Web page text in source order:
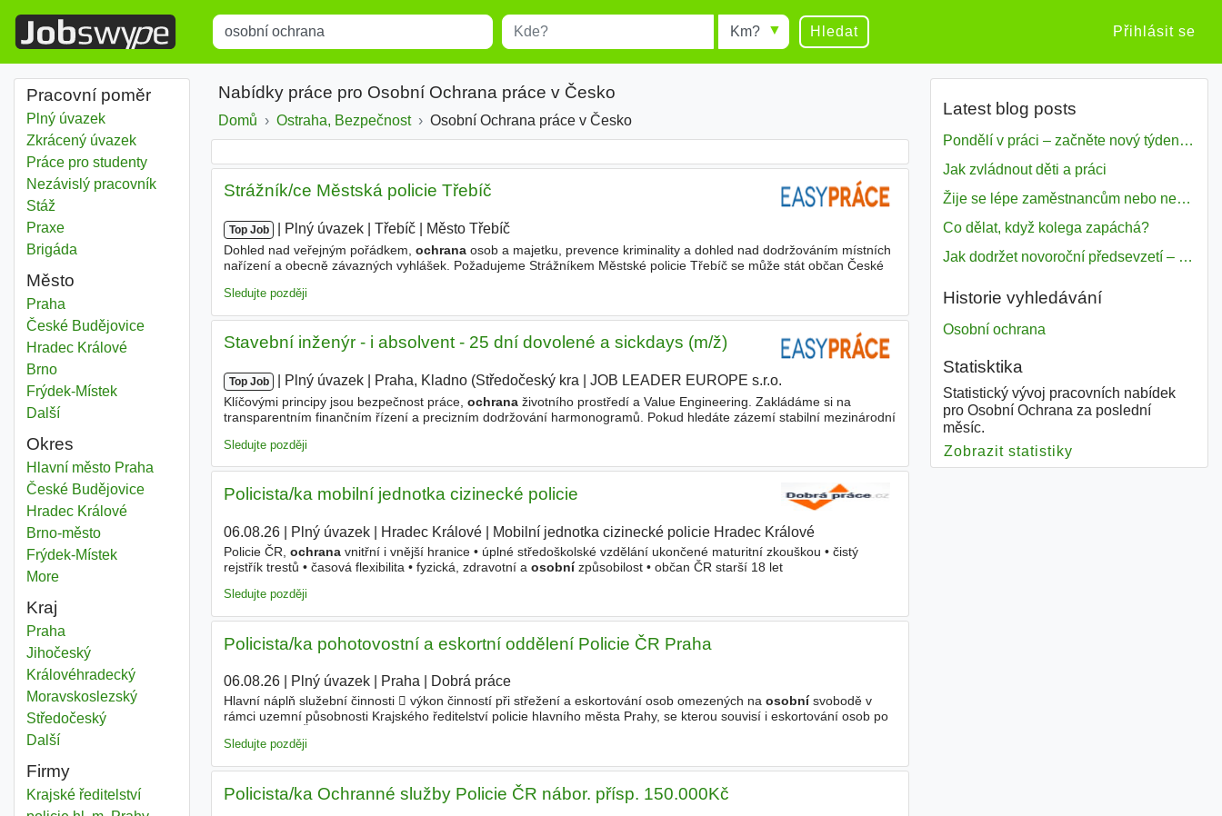
Title Místo Radius Hledat Přihlásit se
Pracovní poměr
Plný úvazek
Zkrácený úvazek
Práce pro studenty
Nezávislý pracovník
Stáž
Praxe
Brigáda
Město
Osobní ochrana
Praha
Osobní ochrana
České Budějovice
Osobní ochrana
Hradec Králové
Osobní ochrana
Brno
Osobní ochrana
Frýdek-Místek
Dalšíměsta
Okres
Osobní ochrana
Hlavní město Praha
Osobní ochrana
České BudějoviceOkres
Osobní ochrana
Hradec KrálovéOkres
Osobní ochrana
Brno-městoOkres
Osobní ochrana
Frýdek-MístekOkres
Moredistricts
Kraj
Osobní ochrana
Praha
Osobní ochrana
JihočeskýKraj
Osobní ochrana
KrálovéhradeckýKraj
Osobní ochrana
MoravskoslezskýKraj
Osobní ochrana
StředočeskýKraj
Dalšíkraj
Firmy
Krajské ředitelství
Nabídky práce pro Osobní Ochrana práce v Česko
Domů Ostraha, Bezpečnost Osobní Ochrana práce v Česko
Strážník/ce Městská policie Třebíč
Top Job Plný úvazek Třebíč Město Třebíč
Dohled nad veřejným pořádkem, ochranaosob a majetku, prevence kriminality a dohled nad dodržováním místních
nařízení a obecně závazných vyhlášek. Požadujeme Strážníkem Městské policie Třebíč se může stát občan České
Sledujte později
Stavební inženýr - i absolvent - 25 dní dovolené a sickdays (m/ž)
Top Job Plný úvazek Praha, Kladno (Středočeský kra JOB LEADER EUROPE s.r.o.
Klíčovými principy jsou bezpečnost práce, ochranaživotního prostředí a Value Engineering. Zakládáme si na
transparentním finančním řízení a precizním dodržování harmonogramů. Pokud hledáte zázemí stabilní mezinárodní
Sledujte později
Policista/ka mobilní jednotka cizinecké policie
06.08.26| Plný úvazek| Hradec Králové| Mobilní jednotka cizinecké policie Hradec Králové
Policie ČR, ochranavnitřní i vnější hranice • úplné středoškolské vzdělání ukončené maturitní zkouškou • čistý
rejstřík trestů • časová flexibilita • fyzická, zdravotní a osobnízpůsobilost • občan ČR starší 18 let
Sledujte později
Policista/ka pohotovostní a eskortní oddělení Policie ČR Praha
06.08.26| Plný úvazek| Praha| Dobrá práce
Hlavní náplň služební činnosti  výkon činností při střežení a eskortování osob omezených na osobnísvobodě v
rámci uzemní působnosti Krajského ředitelství policie hlavního města Prahy, se kterou souvisí i eskortování osob po
Sledujte později
Policista/ka Ochranné služby Policie ČR nábor. přísp. 150.000Kč
Latest blog posts
Pondělí v práci – začněte nový týden s motivací
Jak zvládnout děti a práci
Žije se lépe zaměstnancům nebo nezavislým pracovníkům
Co dělat, když kolega zapáchá?
Jak dodržet novoroční předsevzetí – naše tipy pro dobrý začátek roku 2018
Historie vyhledávání
Osobní ochrana
Statisktika
Statistický vývoj pracovních nabídek
pro Osobní Ochrana za poslední
měsíc.
Zobrazit statistiky